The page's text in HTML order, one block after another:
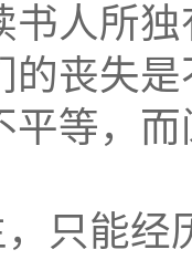
书人所
的丧失
平等，
只能经